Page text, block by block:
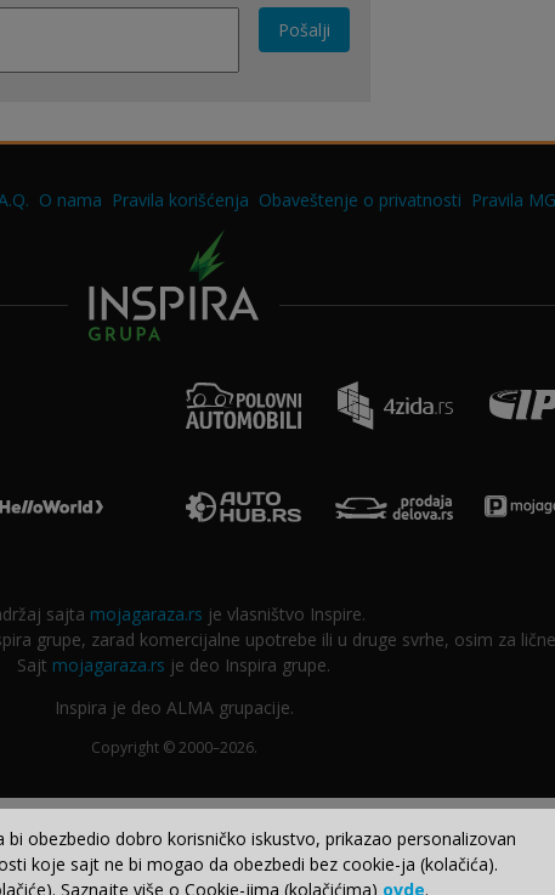
Pošalji
O nama Pravila korišćenja Obaveštenje o privatnosti Pravila
sajta mojagaraza.rs je vlasništvo Inspire.
grupe, zarad komercijalne upotrebe ili u druge svrhe, osim za
Sajt mojagaraza.rs je deo Inspira grupe.
Inspira je deo ALMA grupacije.
Copyright © 2000–2026.
obezbedio dobro korisničko iskustvo, prikazao personalizovan
koje sajt ne bi mogao da obezbedi bez cookie-ja (kolačića).
Saznajte više o Cookie-jima (kolačićima) ovde.